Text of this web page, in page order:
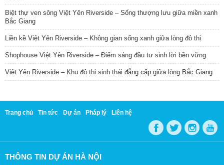
Biệt thự ven sông Việt Yên Riverside – Sống thượng lưu giữa miền xanh
Bắc Giang
Liền kề Việt Yên Riverside – Không gian sống xanh giữa lòng đô thị
Shophouse Việt Yên Riverside – Điểm sáng đầu tư sinh lời bền vững
Việt Yên Riverside – Khu đô thị sinh thái đẳng cấp giữa lòng Bắc Giang
Trang chủ Tin tức Dự án Pháp lý Liên hệ
THÔNG TIN DỰ ÁN HÀ NỘI